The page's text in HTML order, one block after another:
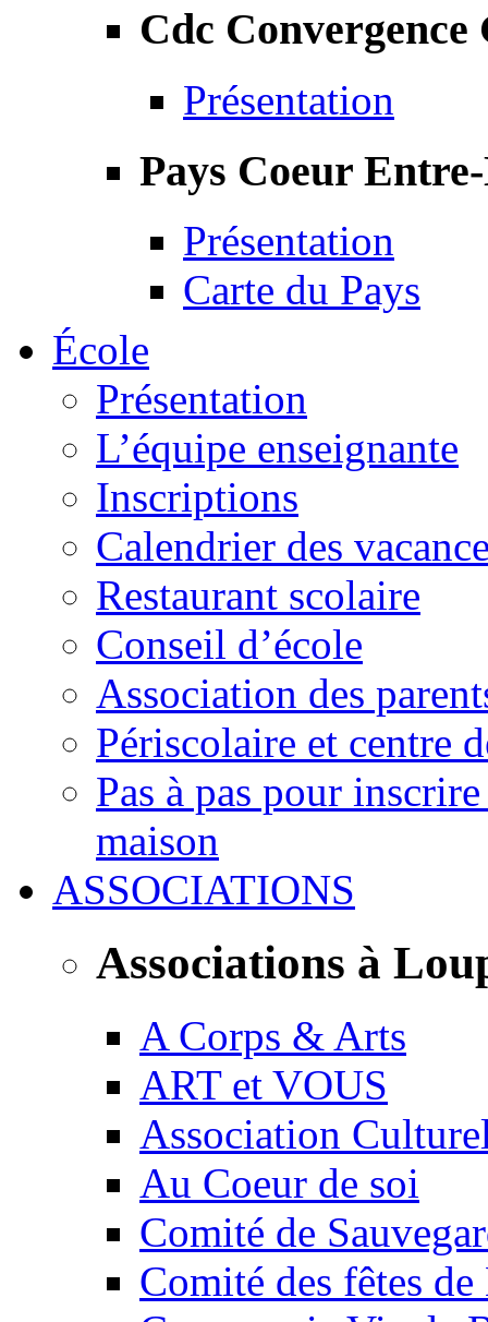
Cdc Convergence
Présentation
Pays Coeur
Présentation
Carte du Pays
École
Présentation
L’équipe enseignante
Inscriptions
Calendrier des
Restaurant scolaire
Conseil d’école
Association des
Périscolaire et centre
Pas à pas pour
maison
ASSOCIATIONS
Associations à
A Corps & Arts
ART et VOUS
Association
Au Coeur de soi
Comité de
Comité des fêtes